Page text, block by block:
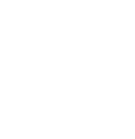
氛围很融洽 物流:满意 价格:满意
务:校区所有老师都很负责任，我是零基
了，我一个小白都听的懂，老师举例讲的
课认真学很快的时间就学会了